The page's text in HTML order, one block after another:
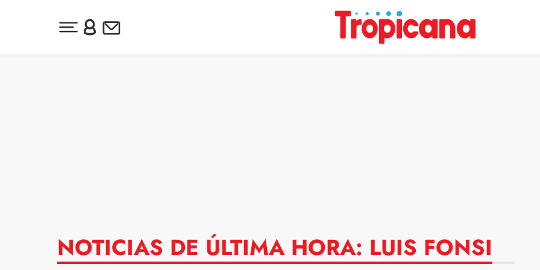
Desplegar menú principal
Inicia sesión o regístrate
Newsletter
NOTICIAS DE ÚLTIMA HORA: LUIS FONSI